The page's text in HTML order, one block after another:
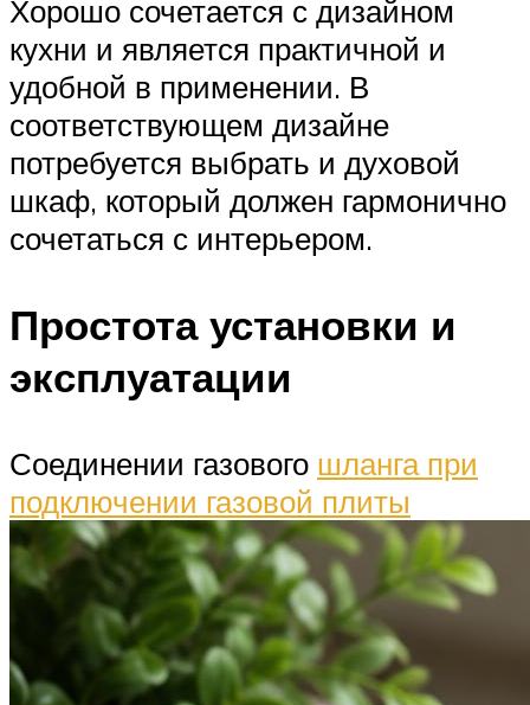
Хорошо сочетается с дизайном
кухни и является практичной и
удобной в применении. В
соответствующем дизайне
потребуется выбрать и духовой
шкаф, который должен гармонично
сочетаться с интерьером.
Простота установки и
эксплуатации
Соединении газового шланга при
подключении газовой плиты